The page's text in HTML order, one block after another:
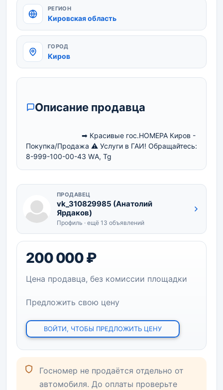
РЕГИОН
Кировская область
ГОРОД
Киров
Описание продавца
Покупка/Продажа ⚠ Услуги в ГАИ! Обращайтесь:
8-999-100-00-43 WА, Tg
ПРОДАВЕЦ
vk_310829985 (Анатолий
Ярдаков)
Профиль · ещё 13 объявлений
200 000 ₽
Цена продавца, без комиссии площадки
Предложить свою цену
ВОЙТИ, ЧТОБЫ ПРЕДЛОЖИТЬ ЦЕНУ
Госномер не продаётся отдельно от
автомобиля. До оплаты проверьте